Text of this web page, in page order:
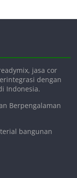
jasa cor
dengan
Indonesia.
Berpengalaman
bangunan